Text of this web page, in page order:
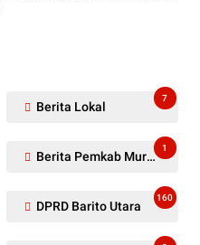
Berita Lokal
7
Berita Pemkab Murung Raya
1
DPRD Barito Utara
160